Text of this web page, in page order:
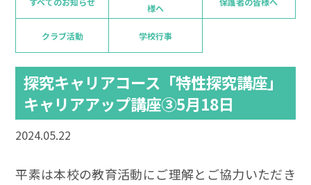
様へ
クラブ活動 学校行事
探究キャリアコース「特性探究講座」
キャリアアップ講座③5月18日
2024.05.22
平素は本校の教育活動にご理解とご協力いただき